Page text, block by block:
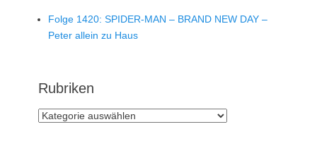
Folge 1420: SPIDER-MAN – BRAND NEW DAY –
Peter allein zu Haus
Rubriken
Rubriken